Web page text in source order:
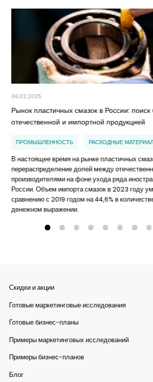
06.02.2025
Рынок пластичных смазок в России:
отечественной и импортной продукцией
ПРОМЫШЛЕННОСТЬ РАСХОДНЫЕ
В настоящее время на рынке пластичных
перераспределение долей между
производителями на фоне ухода ряда
России. Объем импорта смазок в 2023 году
сравнению с 2019 годом на 44,6% в
денежном выражении.
Скидки и акции
Готовые маркетинговые исследования
Готовые бизнес-планы
Примеры маркетинговых исследований
Примеры бизнес-планов
Блог